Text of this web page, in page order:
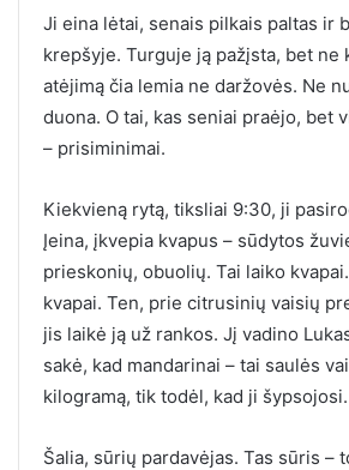
Ji eina lėtai, senais pilkais paltas ir
krepšyje. Turguje ją pažįsta, bet ne
atėjimą čia lemia ne daržovės. Ne
duona. O tai, kas seniai praėjo, bet
– prisiminimai.
Kiekvieną rytą, tiksliai 9:30, ji
Įeina, įkvepia kvapus – sūdytos
prieskonių, obuolių. Tai laiko
kvapai. Ten, prie citrusinių vaisių
jis laikė ją už rankos. Jį vadino
sakė, kad mandarinai – tai saulės
kilogramą, tik todėl, kad ji šypsojosi.
Šalia, sūrių pardavėjas. Tas sūris –